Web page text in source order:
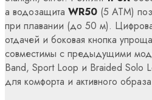
а водозащита WR50 (5 ATM)
при плавании (до 50 м).
отдачей и боковая кнопка
совместимы с предыдущими
Band, Sport Loop и Braided Solo
для комфорта и активного